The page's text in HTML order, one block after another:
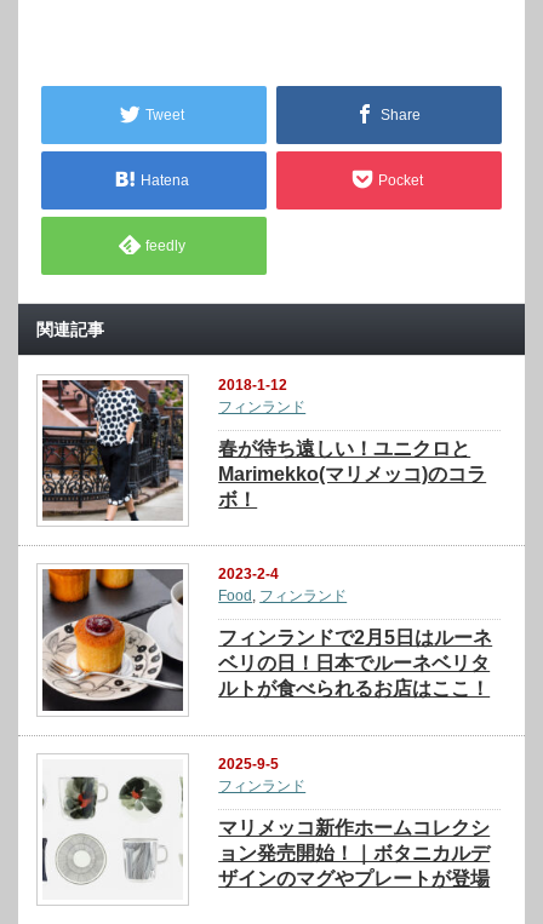
Tweet Share
Hatena Pocket
feedly
関連記事
2018-1-12
フィンランド
春が待ち遠しい！ユニクロと
Marimekko(マリメッコ)のコラ
ボ！
2023-2-4
Food , フィンランド
フィンランドで2月5日はルーネ
ベリの日！日本でルーネベリタ
ルトが食べられるお店はここ！
2025-9-5
フィンランド
マリメッコ新作ホームコレクシ
ョン発売開始！｜ボタニカルデ
ザインのマグやプレートが登場